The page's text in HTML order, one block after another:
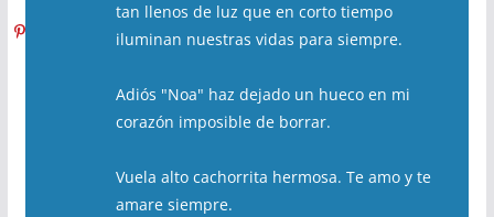
tan llenos de luz que en corto tiempo
iluminan nuestras vidas para siempre.
Adiós "Noa" haz dejado un hueco en mi
corazón imposible de borrar.
Vuela alto cachorrita hermosa. Te amo y te
amare siempre.